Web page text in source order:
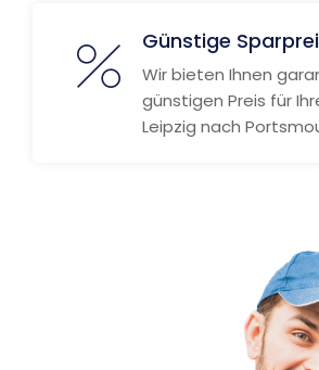
Günstige
Wir bieten Ihnen
günstigen Preis für
Leipzig nach